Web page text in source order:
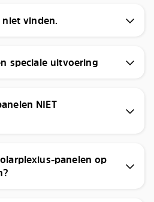
vinden.
speciale uitvoering
NIET
panelen op